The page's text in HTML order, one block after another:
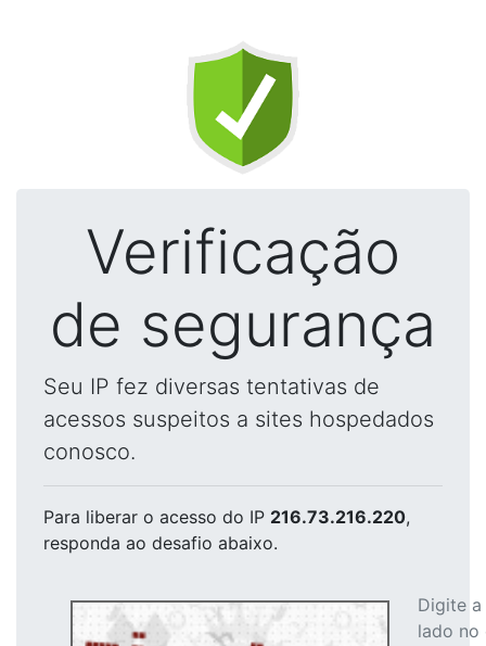
Verificação
de segurança
Seu IP fez diversas tentativas de
acessos suspeitos a sites hospedados
conosco.
Para liberar o acesso do IP 216.73.216.220,
responda ao desafio abaixo.
Digite
lado no